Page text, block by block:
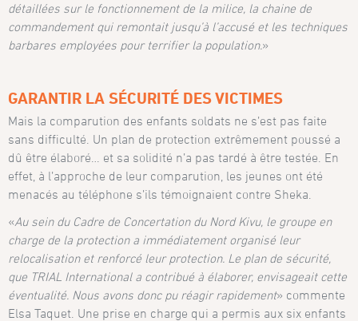
détaillées sur le fonctionnement de la milice, la chaine de
commandement qui remontait jusqu’à l’accusé et les techniques
barbares employées pour terrifier la population.»
GARANTIR LA SÉCURITÉ DES VICTIMES
Mais la comparution des enfants soldats ne s’est pas faite
sans difficulté. Un plan de protection extrêmement poussé a
dû être élaboré… et sa solidité n’a pas tardé à être testée. En
effet, à l’approche de leur comparution, les jeunes ont été
menacés au téléphone s’ils témoignaient contre Sheka.
«Au sein du Cadre de Concertation du Nord Kivu, le groupe en
charge de la protection a immédiatement organisé leur
relocalisation et renforcé leur protection. Le plan de sécurité,
que TRIAL International a contribué à élaborer, envisageait cette
éventualité. Nous avons donc pu réagir rapidement» commente
Elsa Taquet. Une prise en charge qui a permis aux six enfants